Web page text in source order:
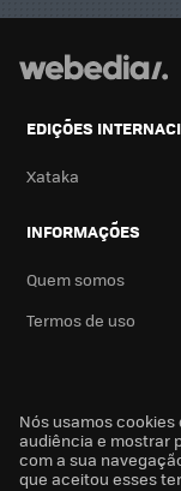
EDIÇÕES
Xataka
INFORMAÇÕES
Quem somos
Termos de uso
Nós usamos
audiência e mostrar
com a sua
que aceitou esses